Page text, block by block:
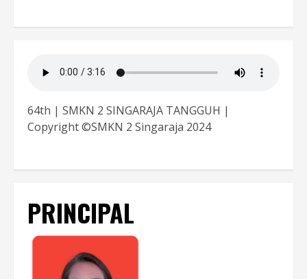
64th | SMKN 2 SINGARAJA TANGGUH |
Copyright ©SMKN 2 Singaraja 2024
PRINCIPAL